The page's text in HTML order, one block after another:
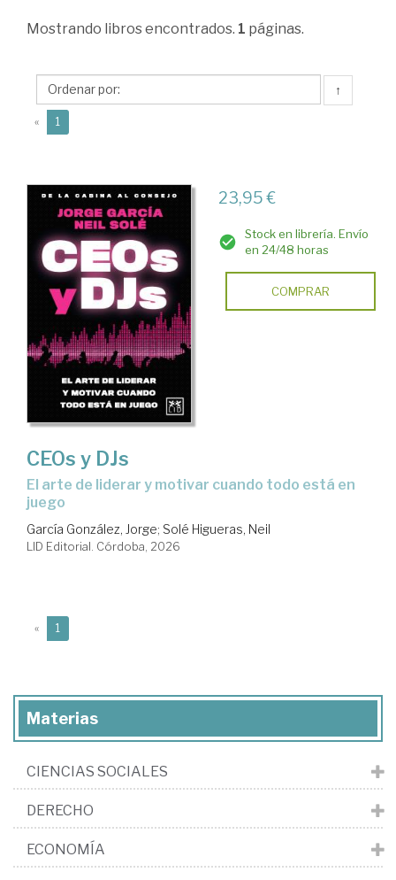
García
Jorge
Mostrando libros encontrados. 1 páginas.
↑
« 1
23,95 €
Stock en librería. Envío
en 24/48 horas
COMPRAR
CEOs y DJs
el arte de liderar y motivar cuando todo está en
juego
García González, Jorge; Solé Higueras, Neil
LID Editorial. Córdoba, 2026
« 1
Materias
CIENCIAS SOCIALES
DERECHO
ECONOMÍA